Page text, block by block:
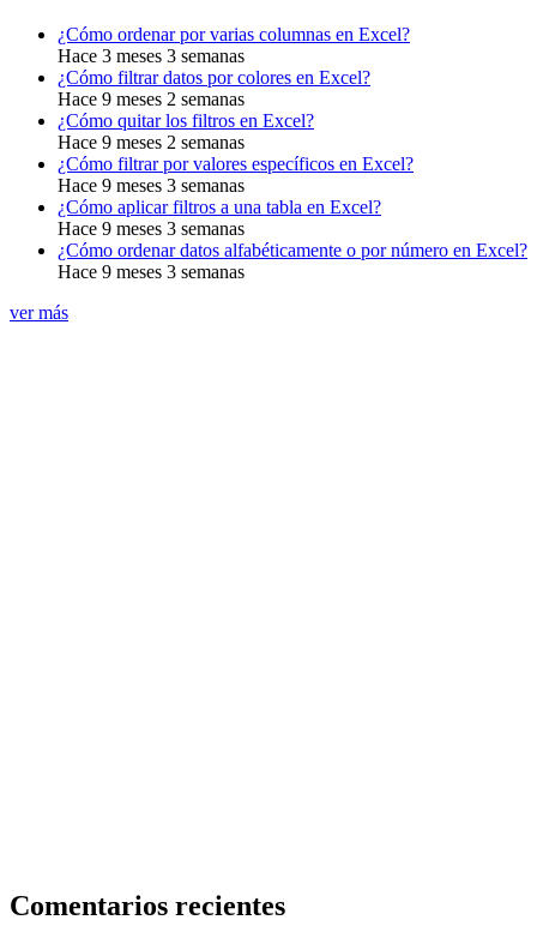
¿Cómo ordenar por varias columnas en Excel?
Hace 3 meses 3 semanas
¿Cómo filtrar datos por colores en Excel?
Hace 9 meses 2 semanas
¿Cómo quitar los filtros en Excel?
Hace 9 meses 2 semanas
¿Cómo filtrar por valores específicos en Excel?
Hace 9 meses 3 semanas
¿Cómo aplicar filtros a una tabla en Excel?
Hace 9 meses 3 semanas
¿Cómo ordenar datos alfabéticamente o por número en Excel?
Hace 9 meses 3 semanas
ver más
Comentarios recientes